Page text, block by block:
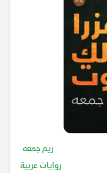
ريم جمعه
روايات عربية